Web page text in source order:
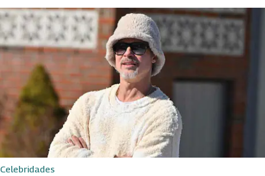
Celebridades